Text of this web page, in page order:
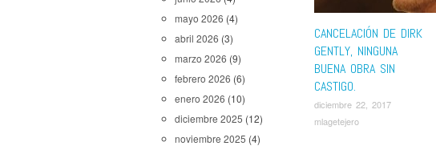
mayo 2026 (4)
abril 2026 (3)
marzo 2026 (9)
febrero 2026 (6)
enero 2026 (10)
diciembre 2025 (12)
noviembre 2025 (4)
CANCELACIÓN DE DIRK
GENTLY, NINGUNA
BUENA OBRA SIN
CASTIGO.
diciembre 22, 2017
mlagetejero